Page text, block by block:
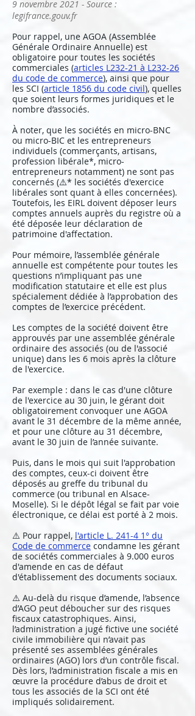
9 novembre 2021 - Source :
legifrance.gouv.fr
Pour rappel, une AGOA (Assemblée
Générale Ordinaire Annuelle) est
obligatoire pour toutes les sociétés
commerciales (articles L232-21 à L232-26
du code de commerce), ainsi que pour
les SCI (article 1856 du code civil), quelles
que soient leurs formes juridiques et le
nombre d’associés.
À noter, que les sociétés en micro-BNC
ou micro-BIC et les entrepreneurs
individuels (commerçants, artisans,
profession libérale*, micro-
entrepreneurs notamment) ne sont pas
concernés (⚠️* les sociétés d'exercice
libérales sont quant à elles concernées).
Toutefois, les EIRL doivent déposer leurs
comptes annuels auprès du registre où a
été déposée leur déclaration de
patrimoine d'affectation.
Pour mémoire, l’assemblée générale
annuelle est compétente pour toutes les
questions n’impliquant pas une
modification statutaire et elle est plus
spécialement dédiée à l’approbation des
comptes de l’exercice précédent.
Les comptes de la société doivent être
approuvés par une assemblée générale
ordinaire des associés (ou de l'associé
unique) dans les 6 mois après la clôture
de l'exercice.
Par exemple : dans le cas d'une clôture
de l'exercice au 30 juin, le gérant doit
obligatoirement convoquer une AGOA
avant le 31 décembre de la même année,
et pour une clôture au 31 décembre,
avant le 30 juin de l’année suivante.
Puis, dans le mois qui suit l'approbation
des comptes, ceux-ci doivent être
déposés au greffe du tribunal du
commerce (ou tribunal en Alsace-
Moselle). Si le dépôt légal se fait par voie
électronique, ce délai est porté à 2 mois.
⚠️ Pour rappel, l'article L. 241-4 1° du
Code de commerce condamne les gérant
de sociétés commerciales à 9.000 euros
d'amende en cas de défaut
d'établissement des documents sociaux.
⚠️ Au-delà du risque d’amende, l’absence
d’AGO peut déboucher sur des risques
fiscaux catastrophiques. Ainsi,
l’administration a jugé fictive une société
civile immobilière qui n’avait pas
présenté ses assemblées générales
ordinaires (AGO) lors d’un contrôle fiscal.
Dès lors, l’administration fiscale a mis en
œuvre la procédure d’abus de droit et
tous les associés de la SCI ont été
impliqués solidairement.